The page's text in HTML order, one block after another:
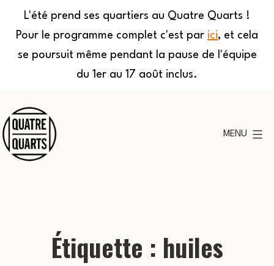
L'été prend ses quartiers au Quatre Quarts !
Pour le programme complet c'est par ici, et cela
se poursuit même pendant la pause de l'équipe
du 1er au 17 août inclus.
au
contenu
MENU
Étiquette : huiles